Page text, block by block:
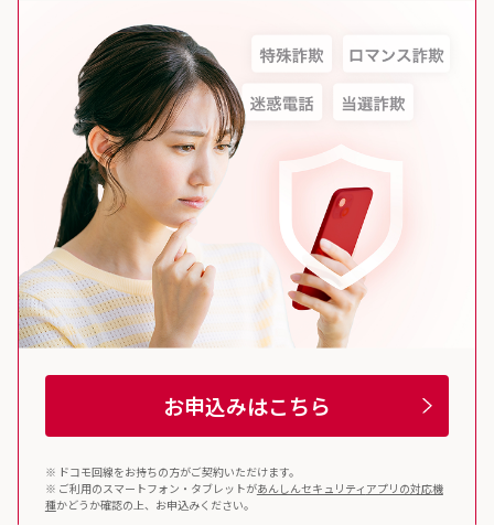
お申込みはこちら
※ ドコモ回線をお持ちの方がご契約いただけます。
※ ご利用のスマートフォン・タブレットがあんしんセキュリティ アプリの対応機
種かどうか確認の上、お申込みください。